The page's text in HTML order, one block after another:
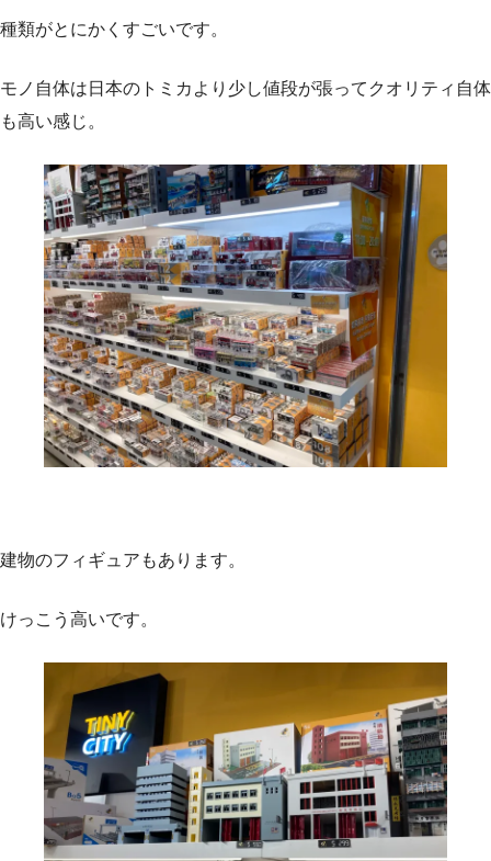
種類がとにかくすごいです。
モノ自体は日本のトミカより少し値段が張ってクオリティ自体
も高い感じ。
建物のフィギュアもあります。
けっこう高いです。